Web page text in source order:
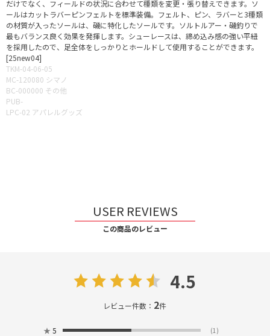
だけでなく、フィールドの状況に合わせて種類を変更・張り替えできます。ソ
ールはカットラバーピンフェルトを標準装備。フェルト、ピン、ラバーと3種類
の材質が入ったソールは、磯に特化したソールです。ソルトルアー・磯釣りで
最もバランス良く効果を発揮します。シューレースは、締め込み感の強い平紐
を採用したので、足全体をしっかりとホールドして使用することができます。
[25new04]
TKM-04-06-05
MC-120080 シマノ
BC-000000 その他
PUB-
LPC-02 アパレルグッズ
USER REVIEWS
この商品のレビュー
4.5
レビュー件数： 2件
★ 5 (1)